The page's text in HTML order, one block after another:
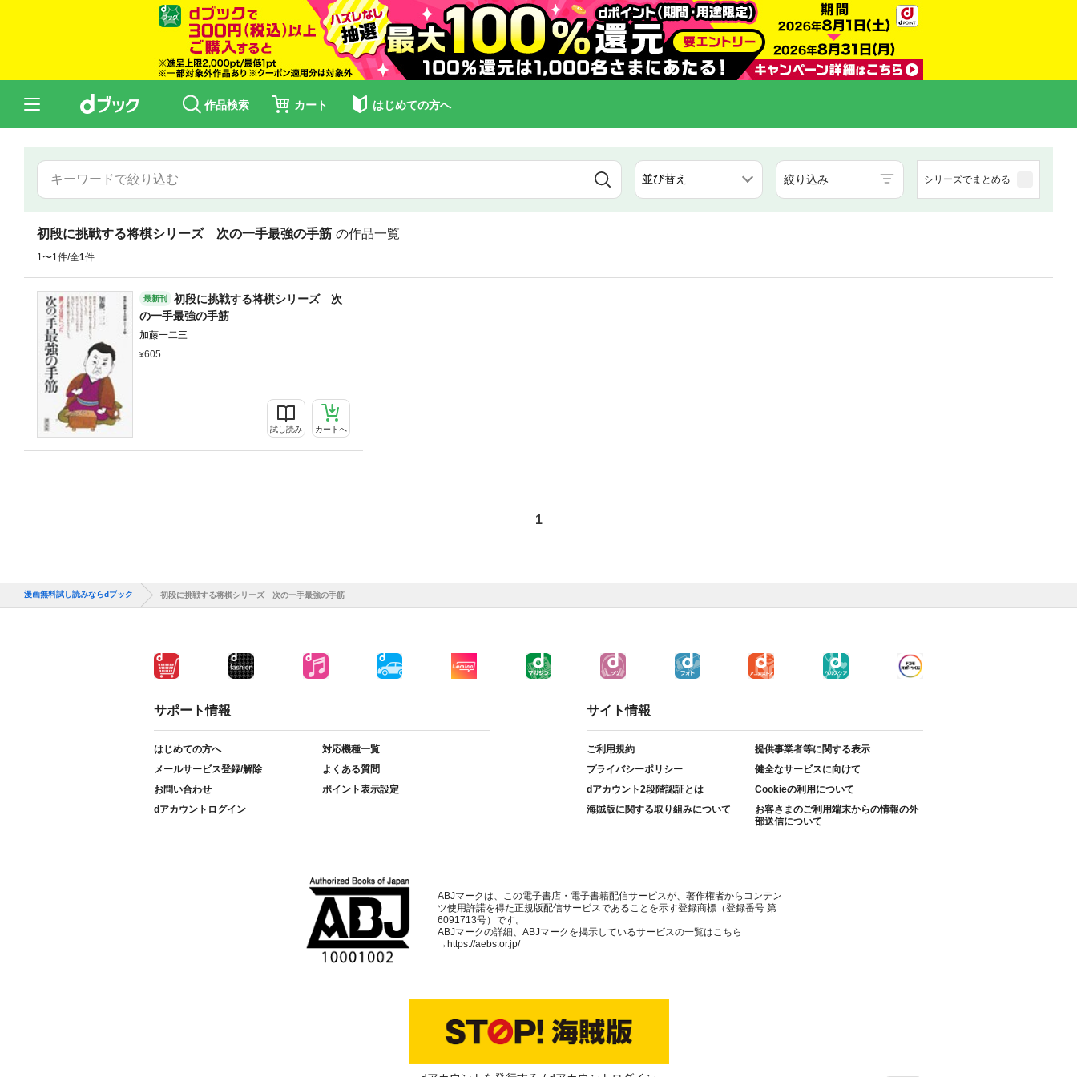
作品検索 カート はじめての方へ
絞り込み シリーズでまとめる
初段に挑戦する将棋シリーズ 次の一手最強の手筋 の作品一覧
1〜1件/全1件
最新刊
初段に挑戦する将棋シリーズ 次
の一手最強の手筋
加藤一二三
605
試し読み カートへ
1
漫画無料試し読みならdブック 初段に挑戦する将棋シリーズ 次の一手最強の手筋
サポート情報
はじめての方へ
対応機種一覧
メールサービス登録/解除
よくある質問
お問い合わせ
ポイント表示設定
dアカウントログイン
サイト情報
ご利用規約
提供事業者等に関する表示
プライバシーポリシー
健全なサービスに向けて
dアカウント2段階認証とは
Cookieの利用について
海賊版に関する取り組みについて
お客さまのご利用端末からの情報の外
部送信について
ABJマークは、この電子書店・電子書籍配信サービスが、著作権者からコンテン
ツ使用許諾を得た正規版配信サービスであることを示す登録商標（登録番号 第
6091713号）です。
ABJマークの詳細、ABJマークを掲示しているサービスの一覧はこちら
→https://aebs.or.jp/